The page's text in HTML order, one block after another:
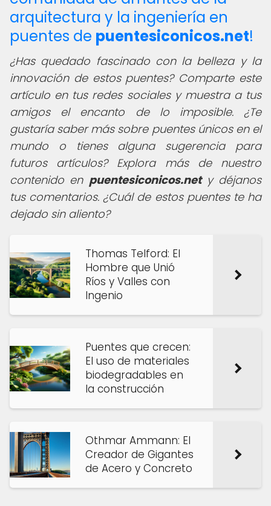
arquitectura y la ingeniería en
puentes de puentesiconicos.net!
¿Has quedado fascinado con la belleza y la
innovación de estos puentes? Comparte este
artículo en tus redes sociales y muestra a tus
amigos el encanto de lo imposible. ¿Te
gustaría saber más sobre puentes únicos en el
mundo o tienes alguna sugerencia para
futuros artículos? Explora más de nuestro
contenido en puentesiconicos.nety déjanos
tus comentarios. ¿Cuál de estos puentes te ha
dejado sin aliento?
Thomas Telford: El
Hombre que Unió
Ríos y Valles con
Ingenio
Puentes que crecen:
El uso de materiales
biodegradables en
la construcción
Othmar Ammann: El
Creador de Gigantes
de Acero y Concreto